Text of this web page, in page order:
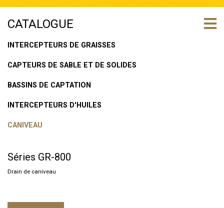
CATALOGUE
INTERCEPTEURS DE GRAISSES
CAPTEURS DE SABLE ET DE SOLIDES
BASSINS DE CAPTATION
INTERCEPTEURS D'HUILES
CANIVEAU
Séries GR-800
Drain de caniveau